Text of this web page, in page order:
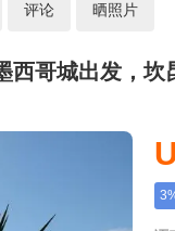
评论 晒照片
哥城出发，